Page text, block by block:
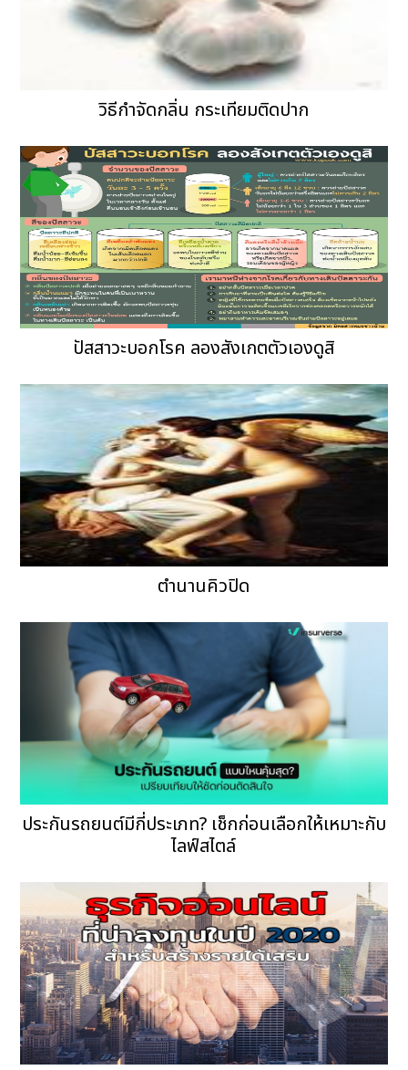
วิธีกำจัดกลิ่น กระเทียมติดปาก
ปัสสาวะบอกโรค ลองสังเกตตัวเองดูสิ
ตำนานคิวปิด
ประกันรถยนต์มีกี่ประเภท? เช็กก่อนเลือกให้เหมาะกับ
ไลฟ์สไตล์